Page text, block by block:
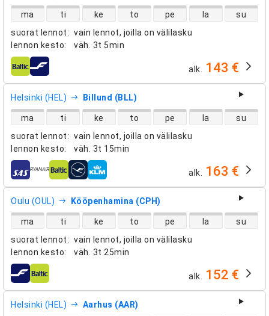
suorat lennot: vain lennot, joilla on välilasku
lennon kesto: väh. 3t 5min
suorien lentojen saatavuus
ma ti ke to pe la su
lentoyhtiöt alk. 143 €
Helsinki (HEL) Billund (BLL)
suorat lennot: vain lennot, joilla on välilasku
lennon kesto: väh. 3t 15min
suorien lentojen saatavuus
ma ti ke to pe la su
lentoyhtiöt alk. 163 €
Oulu (OUL) Kööpenhamina (CPH)
suorat lennot: vain lennot, joilla on välilasku
lennon kesto: väh. 3t 25min
suorien lentojen saatavuus
ma ti ke to pe la su
lentoyhtiöt alk. 152 €
Helsinki (HEL) Aarhus (AAR)